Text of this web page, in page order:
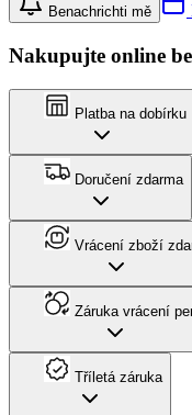
Benachrichti mě
Nakupujte online
Platba na dobírku
Doručení zdarma
Vrácení zboží
Záruka vrácení
Tříletá záruka